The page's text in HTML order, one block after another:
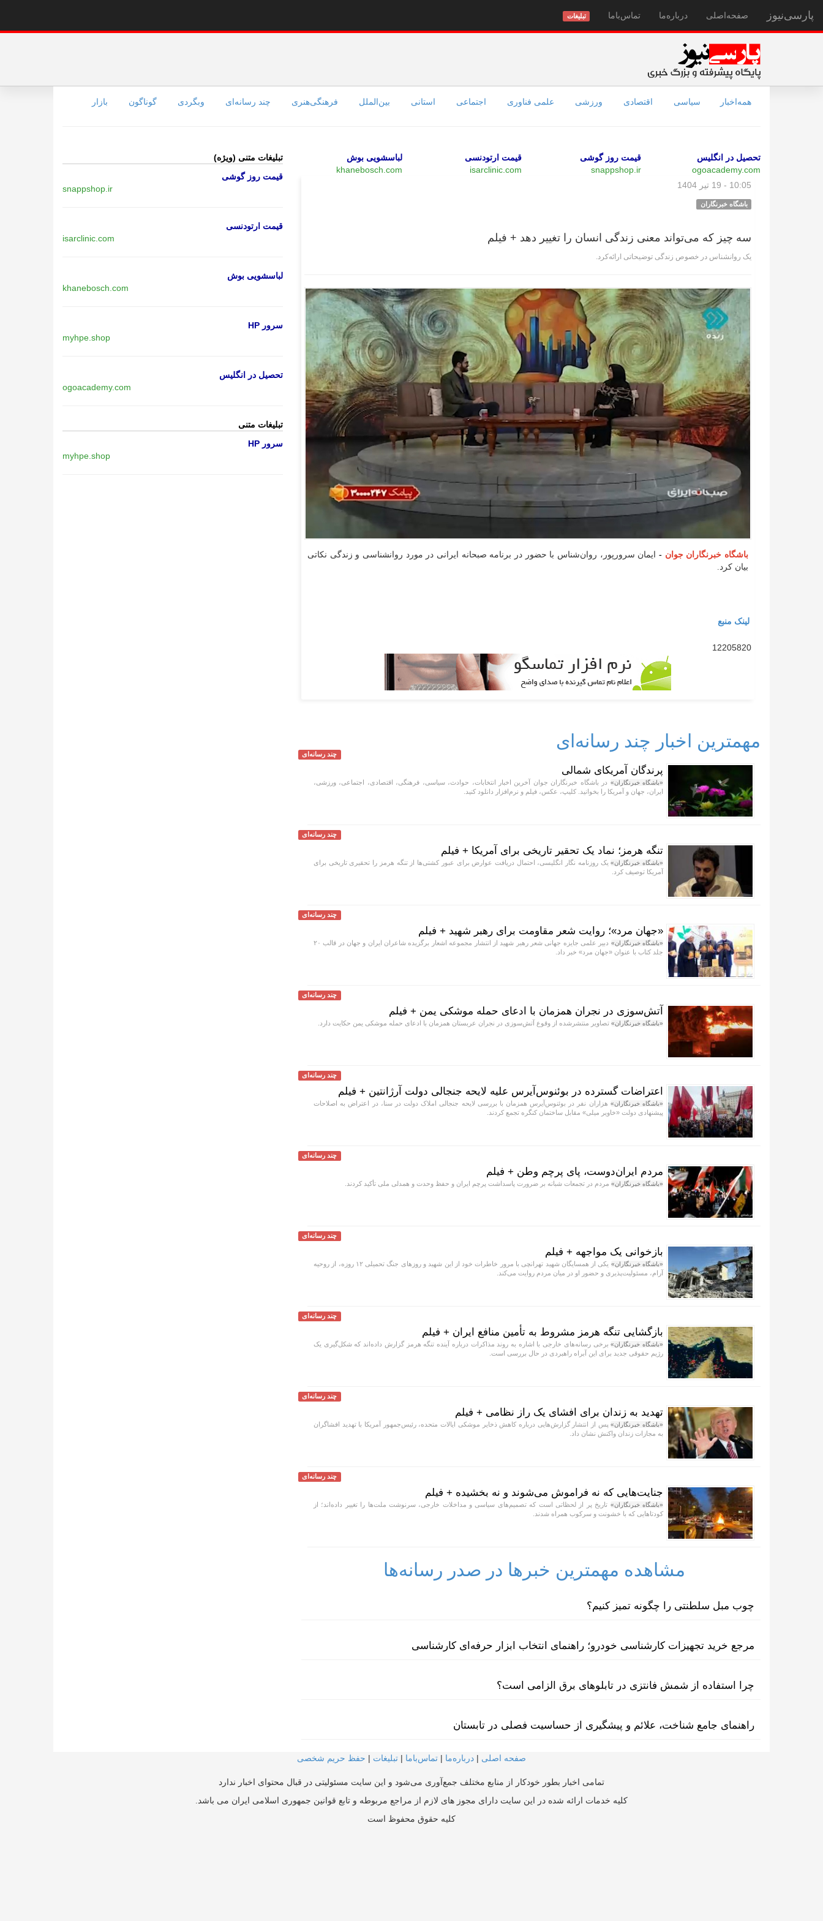
پارسی‌نیوز صفحه‌اصلی درباره‌ما تماس‌با‌ما تبلیغات
همه‌اخبار سیاسی اقتصادی ورزشی علمی فناوری اجتماعی استانی بین‌الملل فرهنگی‌هنری چند رسانه‌ای وبگردی گوناگون بازار
تحصیل در انگلیس
ogoacademy.com
قیمت روز گوشی
snappshop.ir
قیمت ارتودنسی
isarclinic.com
لباسشویی بوش
khanebosch.com
10:05 - 19 تیر 1404
باشگاه خبرنگاران
سه چیز که می‌تواند معنی زندگی انسان را تغییر دهد + فیلم
یک روانشناس در خصوص زندگی توضیحاتی ارائه‌کرد.
باشگاه خبرنگاران جوان -
ایمان سرورپور، روان‌شناس با حضور در برنامه صبحانه ایرانی در مورد روانشناسی و زندگی نکاتی
بیان کرد.
لینک منبع
12205820
مهمترین اخبار چند رسانه‌ای
چند رسانه‌ای
پرندگان آمریکای شمالی
«باشگاه خبرنگاران» در باشگاه خبرنگاران جوان آخرین اخبار انتخابات، حوادث، سیاسی، فرهنگی، اقتصادی، اجتماعی، ورزشی،
ایران، جهان و آمریکا را بخوانید. کلیپ، عکس، فیلم و نرم‌افزار دانلود کنید.
چند رسانه‌ای
تنگه هرمز؛ نماد یک تحقیر تاریخی برای آمریکا + فیلم
«باشگاه خبرنگاران»یک روزنامه نگار انگلیسی، احتمال دریافت عوارض برای عبور کشتی‌ها از تنگه هرمز را تحقیری تاریخی برای
آمریکا توصیف کرد.
چند رسانه‌ای
«جهان مرد»؛ روایت شعر مقاومت برای رهبر شهید + فیلم
«باشگاه خبرنگاران»
دبیر علمی جایزه جهانی شعر رهبر شهید از انتشار مجموعه اشعار برگزیده شاعران ایران و جهان در قالب ۲۰
جلد کتاب با عنوان «جهان مرد» خبر داد.
چند رسانه‌ای
آتش‌سوزی در نجران همزمان با ادعای حمله موشکی یمن + فیلم
«باشگاه خبرنگاران» تصاویر منتشرشده از وقوع آتش‌سوزی در نجران عربستان همزمان با ادعای حمله موشکی یمن حکایت دارد.
چند رسانه‌ای
اعتراضات گسترده در بوئنوس‌آیرس علیه لایحه جنجالی دولت آرژانتین + فیلم
«باشگاه خبرنگاران» هزاران نفر در بوئنوس‌آیرس همزمان با بررسی لایحه جنجالی املاک دولت در سنا، در اعتراض به اصلاحات
پیشنهادی دولت «خاویر میلی» مقابل ساختمان کنگره تجمع کردند.
چند رسانه‌ای
مردم ایران‌دوست، پای پرچم وطن + فیلم
«باشگاه خبرنگاران» مردم در تجمعات شبانه بر ضرورت پاسداشت پرچم ایران و حفظ وحدت و همدلی ملی تأکید کردند.
چند رسانه‌ای
بازخوانی یک مواجهه + فیلم
«باشگاه خبرنگاران»
یکی از همسایگان شهید تهرانچی با مرور خاطرات خود از این شهید و روز‌های جنگ تحمیلی ۱۲ روزه، از روحیه
آرام، مسئولیت‌پذیری و حضور او در میان مردم روایت می‌کند.
چند رسانه‌ای
بازگشایی تنگه هرمز مشروط به تأمین منافع ایران + فیلم
«باشگاه خبرنگاران»برخی رسانه‌های خارجی با اشاره به روند مذاکرات درباره آینده تنگه هرمز گزارش داده‌اند که شکل‌گیری یک
رژیم حقوقی جدید برای این آبراه راهبردی در حال بررسی است.
چند رسانه‌ای
تهدید به زندان برای افشای یک راز نظامی + فیلم
«باشگاه خبرنگاران»پس از انتشار گزارش‌هایی درباره کاهش ذخایر موشکی ایالات متحده، رئیس‌جمهور آمریکا با تهدید افشاگران
به مجازات زندان واکنش نشان داد.
چند رسانه‌ای
جنایت‌هایی که نه فراموش می‌شوند و نه بخشیده + فیلم
«باشگاه خبرنگاران» تاریخ پر از لحظاتی است که تصمیم‌های سیاسی و مداخلات خارجی، سرنوشت ملت‌ها را تغییر داده‌اند؛ از
کودتا‌هایی که با خشونت و سرکوب همراه شدند.
مشاهده مهمترین خبرها در صدر رسانه‌ها
چوب مبل سلطنتی را چگونه تمیز کنیم؟
مرجع خرید تجهیزات کارشناسی خودرو؛ راهنمای انتخاب ابزار حرفه‌ای کارشناسی
چرا استفاده از شمش فانتزی در تابلوهای برق الزامی است؟
راهنمای جامع شناخت، علائم و پیشگیری از حساسیت فصلی در تابستان
تبلیغات متنی (ویژه)
قیمت روز گوشی
snappshop.ir
قیمت ارتودنسی
isarclinic.com
لباسشویی بوش
khanebosch.com
سرور HP
myhpe.shop
تحصیل در انگلیس
ogoacademy.com
تبلیغات متنی
سرور HP
myhpe.shop
صفحه اصلی | درباره‌ما | تماس‌با‌ما | تبلیغات | حفظ حریم شخصی
تمامی اخبار بطور خودکار از منابع مختلف جمع‌آوری می‌شود و این سایت مسئولیتی در قبال محتوای اخبار ندارد
کلیه خدمات ارائه شده در این سایت دارای مجوز های لازم از مراجع مربوطه و تابع قوانین جمهوری اسلامی ایران می باشد.
کلیه حقوق محفوظ است